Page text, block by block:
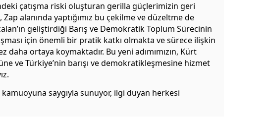
çatışma riski oluşturan gerilla güçlerimizin geri
alanında yaptığımız bu çekilme ve düzeltme de
geliştirdiği Barış ve Demokratik Toplum Sürecinin
için önemli bir pratik katkı olmakta ve sürece ilişkin
daha ortaya koymaktadır. Bu yeni adımımızın, Kürt
ve Türkiye’nin barışı ve demokratikleşmesine hizmet
kamuoyuna saygıyla sunuyor, ilgi duyan herkesi